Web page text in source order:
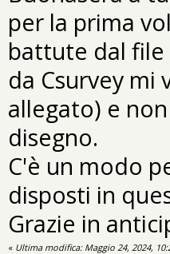
per la prima
battute dal file
da Csurvey mi
allegato) e
disegno.
C'è un modo
disposti in
Grazie in
« Ultima modifica: Maggio 24, 2024,